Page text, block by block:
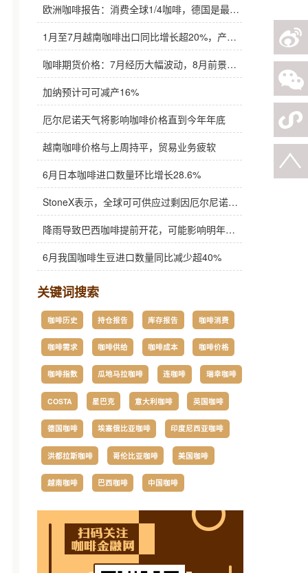
欧洲咖啡报告：消费全球1/4咖啡，德国是最大进口国，意大利在烘焙咖啡生产中领先
1月至7月越南咖啡出口同比增长超20%，产量也将是过去四年来最高
咖啡期货价格：7月经历大幅波动，8月前景依旧不明朗
加纳预计可可减产16%
厄尔尼诺天气将影响咖啡价格直到今年年底
越南咖啡价格与上周持平，贸易业务疲软
6月日本咖啡进口数量环比增长28.6%
StoneX表示，全球可可供应过剩因厄尔尼诺而萎缩
降雨导致巴西咖啡提前开花，可能影响明年产量，造成近期价格波动极不稳定
6月我国咖啡生豆进口数量同比减少超40%
关键词搜索
咖啡历史 持仓报告 库存报告 咖啡消费
咖啡需求 咖啡供给 咖啡成本 咖啡价格
咖啡指数 瓜地马拉咖啡 连咖啡 瑞幸咖啡
COSTA 星巴克 意大利咖啡 英国咖啡
德国咖啡 埃塞俄比亚咖啡 印度尼西亚咖啡
洪都拉斯咖啡 哥伦比亚咖啡 美国咖啡
越南咖啡 巴西咖啡 中国咖啡